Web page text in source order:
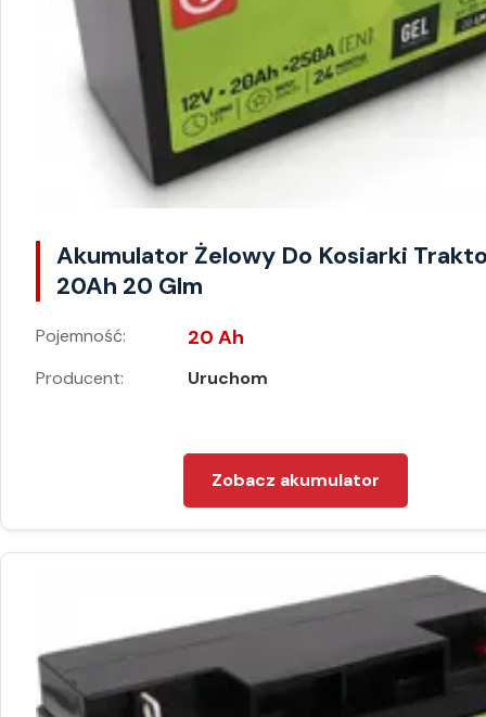
Akumulator Żelowy Do Kosiarki
20Ah 20 Glm
Pojemność: 20 Ah
Producent: Uruchom
Zobacz akumulator